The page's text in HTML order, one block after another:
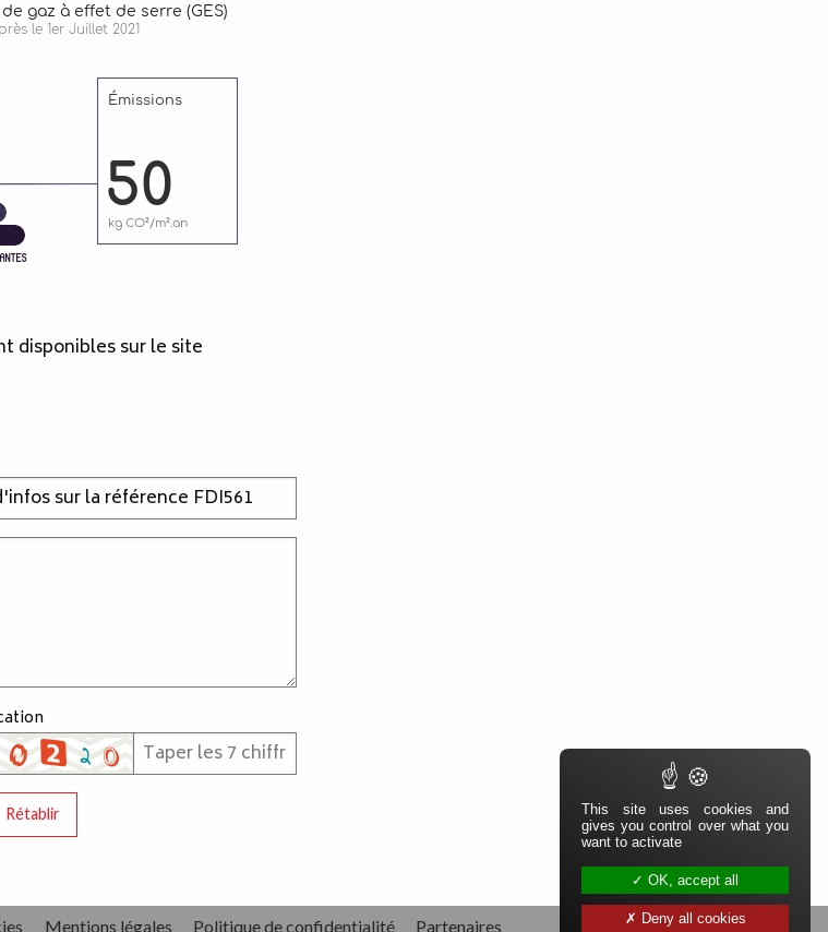
disponibles sur le site
Rétablir
Mentions légales Politique de confidentialité Partenaires
This site uses cookies and
gives you control over what you
want to activate
OK, accept all
Deny all cookies